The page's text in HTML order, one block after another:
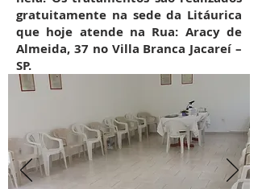
gratuitamente na sede da Litáurica
que hoje atende na Rua: Aracy de
Almeida, 37 no Villa Branca Jacareí –
SP.